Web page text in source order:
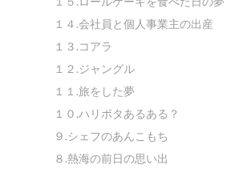
１４.会社員と個人事業主の出産
１３.コアラ
１２.ジャングル
１１.旅をした夢
１０.ハリポタあるある？
９.シェフのあんこもち
８.熱海の前日の思い出